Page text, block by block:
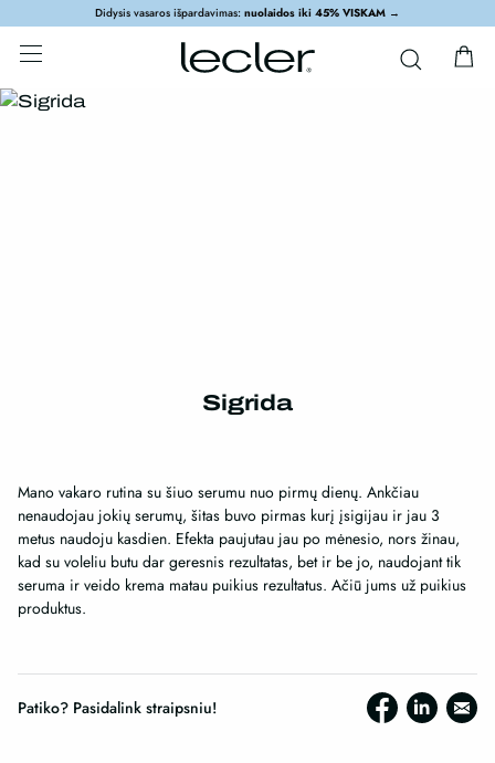
Didysis vasaros išpardavimas: nuolaidos iki 45% VISKAM →
Sigrida
Mano vakaro rutina su šiuo serumu nuo pirmų dienų. Ankčiau
nenaudojau jokių serumų, šitas buvo pirmas kurį įsigijau ir jau 3
metus naudoju kasdien. Efekta paujutau jau po mėnesio, nors žinau,
kad su voleliu butu dar geresnis rezultatas, bet ir be jo, naudojant tik
seruma ir veido krema matau puikius rezultatus. Ačiū jums už puikius
produktus.
Patiko? Pasidalink straipsniu!